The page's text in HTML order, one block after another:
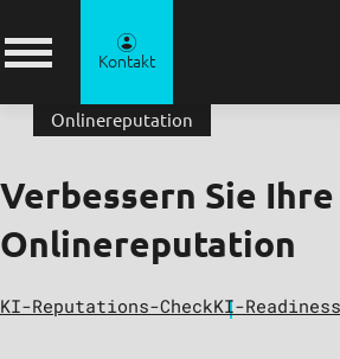
Kontakt
Onlinereputation
Verbessern Sie Ihre
Onlinereputation
KI-Reputations-CheckKI-